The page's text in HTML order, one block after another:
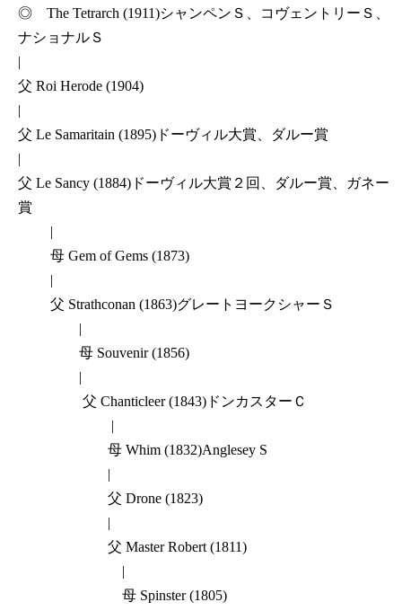
◎ The Tetrarch (1911)シャンペンＳ、コヴェントリーＳ、
ナショナルＳ
|
父 Roi Herode (1904)
|
父 Le Samaritain (1895)ドーヴィル大賞、ダルー賞
|
父 Le Sancy (1884)ドーヴィル大賞２回、ダルー賞、ガネー
賞
|
母 Gem of Gems (1873)
|
父 Strathconan (1863)グレートヨークシャーＳ
|
母 Souvenir (1856)
|
父 Chanticleer (1843)ドンカスターＣ
|
母 Whim (1832)Anglesey S
|
父 Drone (1823)
|
父 Master Robert (1811)
|
母 Spinster (1805)